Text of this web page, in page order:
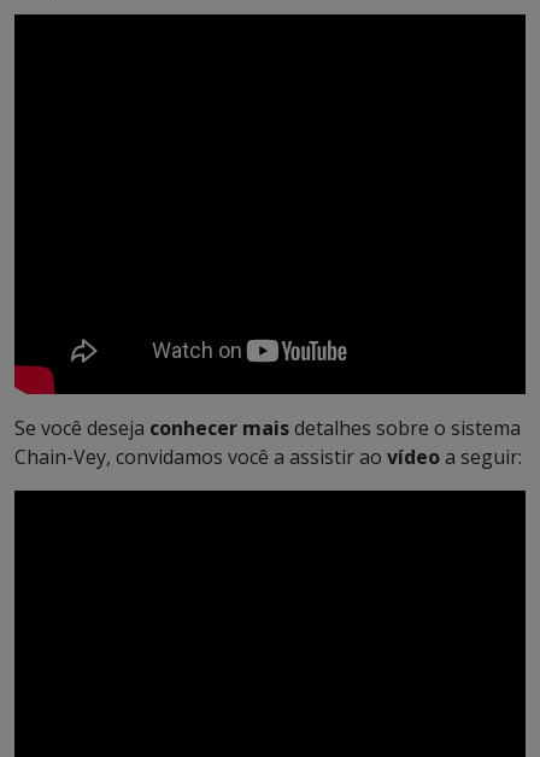
Se você deseja conhecer maisdetalhes sobre o sistema
Chain-Vey, convidamos você a assistir ao vídeoa seguir: